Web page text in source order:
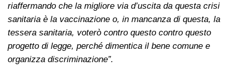
riaffermando che la migliore via d’uscita da questa crisi
sanitaria è la vaccinazione o, in mancanza di questa, la
tessera sanitaria, voterò contro questo contro questo
progetto di legge, perché dimentica il bene comune e
organizza discriminazione”.